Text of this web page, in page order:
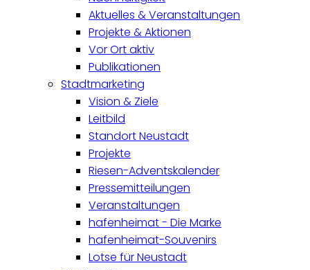
Aktuelles & Veranstaltungen
Projekte & Aktionen
Vor Ort aktiv
Publikationen
Stadtmarketing
Vision & Ziele
Leitbild
Standort Neustadt
Projekte
Riesen-Adventskalender
Pressemitteilungen
Veranstaltungen
hafenheimat - Die Marke
hafenheimat-Souvenirs
Lotse für Neustadt